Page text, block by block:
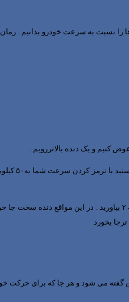
را نسبت به سرعت خودرو بدانیم .
بخورد
گفته می شود و هر جا که برای حرکت